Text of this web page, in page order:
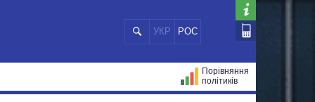
УКР РОС
Порівняння
політиків